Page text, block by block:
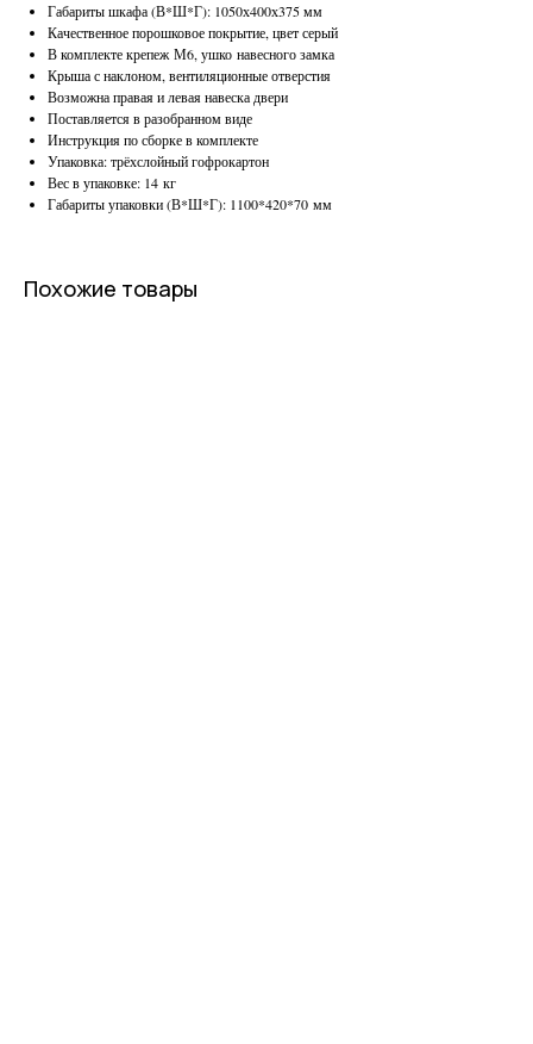
Габариты шкафа (В*Ш*Г): 1050х400х375 мм
Качественное порошковое покрытие, цвет серый
В комплекте крепеж М6, ушко навесного замка
Крыша с наклоном, вентиляционные отверстия
Возможна правая и левая навеска двери
Поставляется в разобранном виде
Инструкция по сборке в комплекте
Упаковка: трёхслойный гофрокартон
Вес в упаковке: 14 кг
Габариты упаковки (В*Ш*Г): 1100*420*70 мм
Похожие товары